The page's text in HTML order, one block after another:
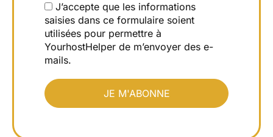
J’accepte que les informations
saisies dans ce formulaire soient
utilisées pour permettre à
YourhostHelper de m’envoyer des e-
mails.